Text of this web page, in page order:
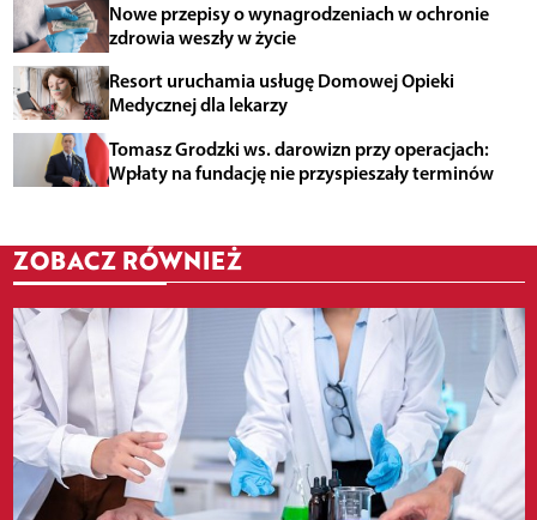
Nowe przepisy o wynagrodzeniach w ochronie
zdrowia weszły w życie
Resort uruchamia usługę Domowej Opieki
Medycznej dla lekarzy
Tomasz Grodzki ws. darowizn przy operacjach:
Wpłaty na fundację nie przyspieszały terminów
ZOBACZ RÓWNIEŻ